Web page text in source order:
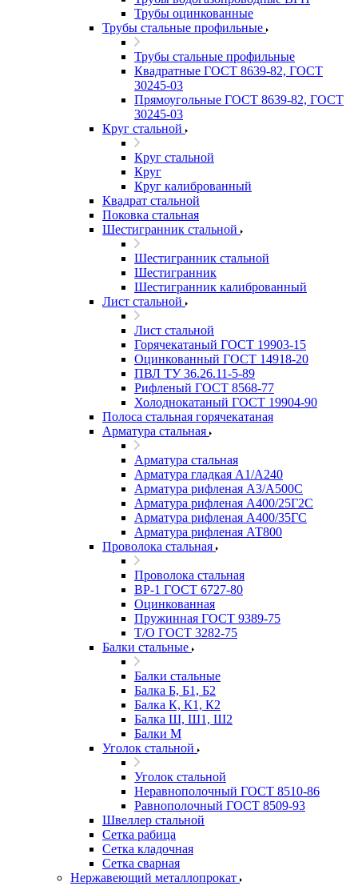
Трубы оцинкованные
Трубы стальные профильные
Трубы стальные профильные
Квадратные ГОСТ 8639-82, ГОСТ
30245-03
Прямоугольные ГОСТ 8639-82, ГОСТ
30245-03
Круг стальной
Круг стальной
Круг
Круг калиброванный
Квадрат стальной
Поковка стальная
Шестигранник стальной
Шестигранник стальной
Шестигранник
Шестигранник калиброванный
Лист стальной
Лист стальной
Горячекатаный ГОСТ 19903-15
Оцинкованный ГОСТ 14918-20
ПВЛ ТУ 36.26.11-5-89
Рифленый ГОСТ 8568-77
Холоднокатаный ГОСТ 19904-90
Полоса стальная горячекатаная
Арматура стальная
Арматура стальная
Арматура гладкая А1/А240
Арматура рифленая А3/А500С
Арматура рифленая А400/25Г2С
Арматура рифленая А400/35ГС
Арматура рифленая АТ800
Проволока стальная
Проволока стальная
ВР-1 ГОСТ 6727-80
Оцинкованная
Пружинная ГОСТ 9389-75
Т/О ГОСТ 3282-75
Балки стальные
Балки стальные
Балка Б, Б1, Б2
Балка К, К1, К2
Балка Ш, Ш1, Ш2
Балки М
Уголок стальной
Уголок стальной
Неравнополочный ГОСТ 8510-86
Равнополочный ГОСТ 8509-93
Швеллер стальной
Сетка рабица
Сетка кладочная
Сетка сварная
Нержавеющий металлопрокат